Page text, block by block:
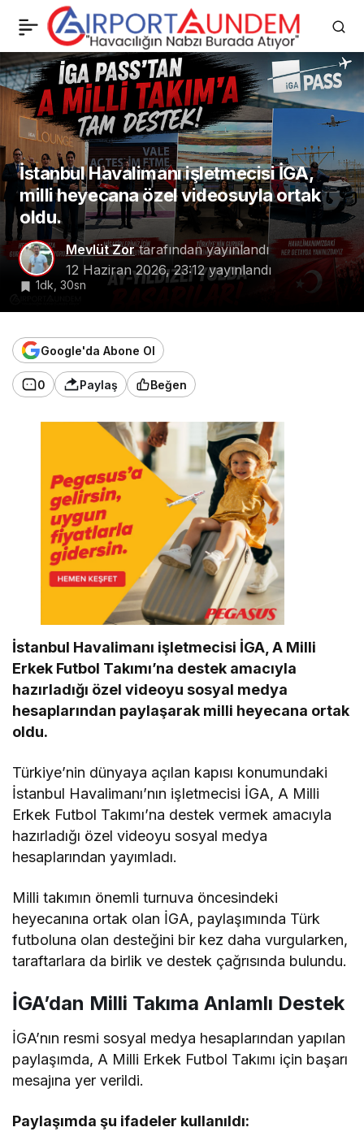
İstanbul Havalimanı işletmecisi İGA,
milli heyecana özel videosuyla ortak
oldu.
Mevlüt Zortarafından yayınlandı
12 Haziran 2026, 23:12yayınlandı
1dk, 30sn
Google'da Abone Ol
0 Paylaş Beğen
İstanbul Havalimanı işletmecisi İGA, A Milli
Erkek Futbol Takımı’na destek amacıyla
hazırladığı özel videoyu sosyal medya
hesaplarından paylaşarak milli heyecana ortak
oldu.
Türkiye’nin dünyaya açılan kapısı konumundaki
İstanbul Havalimanı’nın işletmecisi İGA, A Milli
Erkek Futbol Takımı’na destek vermek amacıyla
hazırladığı özel videoyu sosyal medya
hesaplarından yayımladı.
Milli takımın önemli turnuva öncesindeki
heyecanına ortak olan İGA, paylaşımında Türk
futboluna olan desteğini bir kez daha vurgularken,
taraftarlara da birlik ve destek çağrısında bulundu.
İGA’dan Milli Takıma Anlamlı Destek
İGA’nın resmi sosyal medya hesaplarından yapılan
paylaşımda, A Milli Erkek Futbol Takımı için başarı
mesajına yer verildi.
Paylaşımda şu ifadeler kullanıldı:
Pegasus’ta İç Hatlar
Uçtu: 5 Ayda 16,64
Milyon Yolcuya Ulaştı
0 Paylaş